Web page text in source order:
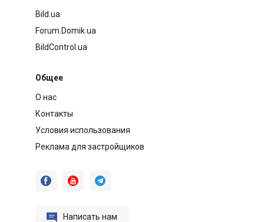
Bild.ua
Forum.Domik.ua
BildControl.ua
Общее
О нас
Контакты
Условия использования
Реклама для застройщиков
  
 Написать нам